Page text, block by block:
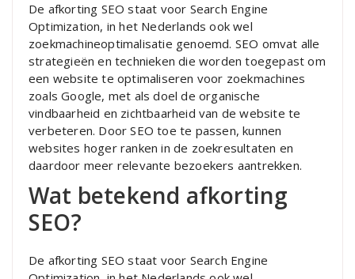
De afkorting SEO staat voor Search Engine
Optimization, in het Nederlands ook wel
zoekmachineoptimalisatie genoemd. SEO omvat alle
strategieën en technieken die worden toegepast om
een website te optimaliseren voor zoekmachines
zoals Google, met als doel de organische
vindbaarheid en zichtbaarheid van de website te
verbeteren. Door SEO toe te passen, kunnen
websites hoger ranken in de zoekresultaten en
daardoor meer relevante bezoekers aantrekken.
Wat betekend afkorting
SEO?
De afkorting SEO staat voor Search Engine